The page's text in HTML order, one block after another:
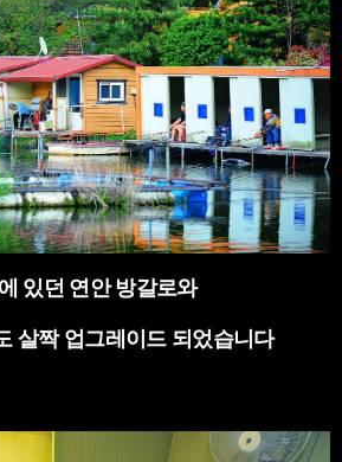
있던 연안 방갈로와
살짝 업그레이드 되었습니다